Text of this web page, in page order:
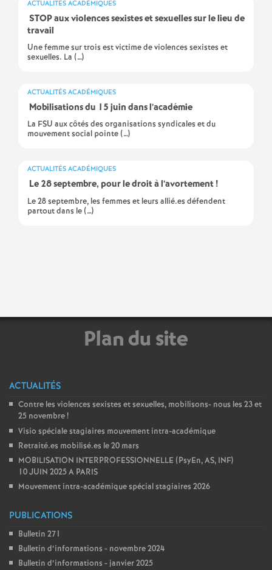
a
t
o
a
l
s
e
i
g
n
ACTUALITÉS ACADÉMIQUES
STOP aux violences sexistes et sexuelles sur le lieu de
travail
Une femme sur trois est victime de violences sexistes et
sexuelles. La (…)
ACTUALITÉS ACADÉMIQUES
Mobilisations du 15 juin dans l’académie
La FSU aux côtés des organisations syndicales et du
mouvement social pointe (…)
ACTUALITÉS ACADÉMIQUES
Le 28 septembre, pour le droit à l’avortement!
Le 28 septembre, les femmes et leurs allié.es défendent
partout dans le (…)
Plan du site
ACTUALITÉS
Contre les violences sexistes et sexuelles, mobilisons- nous les 23 et
25 novembre!
Visio spéciale stagiaires mouvement intra-académique
Retraité.es mobilisé.es le 20 mars
MOBILISATION INTERPROFESSIONNELLE (PsyEn, AS, INF)
10 JUIN 2025 A PARIS
Mouvement intra-académique spécial stagiaires 2026
PUBLICATIONS
Bulletin 271
Bulletin d’informations - novembre 2024
Bulletin d’informations - janvier 2025